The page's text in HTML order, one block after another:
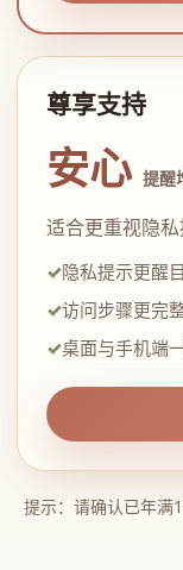
尊享支持
安心 提醒
适合更重视隐
隐私提示更醒目
访问步骤更完
桌面与手机端
提示：请确认已年满